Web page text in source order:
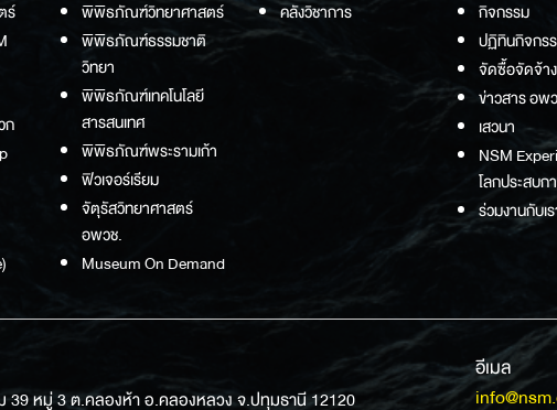
ร์
ก
พิพิธภัณฑ์วิทยาศาสตร์
พิพิธภัณฑ์ธรรมชาติ
วิทยา
พิพิธภัณฑ์เทคโนโลยี
สารสนเทศ
พิพิธภัณฑ์พระรามเก้า
ฟิวเจอร์เรียม
จัตุรัสวิทยาศาสตร์
อพวช.
Museum On Demand
คลังวิชาการ
กิจกรรม
ปฏิทินกิจกร
จัดซื้อจัดจ้าง
ข่าวสาร อพ
เสวนา
NSM
โลกประสบ
ร่วมงานกับเ
39 หมู่ 3 ต.คลองห้า อ.คลองหลวง จ.ปทุมธานี 12120
อีเมล